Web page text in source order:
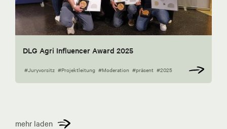
DLG Agri Influencer Award 2025
#Juryvorsitz #Projektleitung #Moderation #präsent #2025
mehr laden